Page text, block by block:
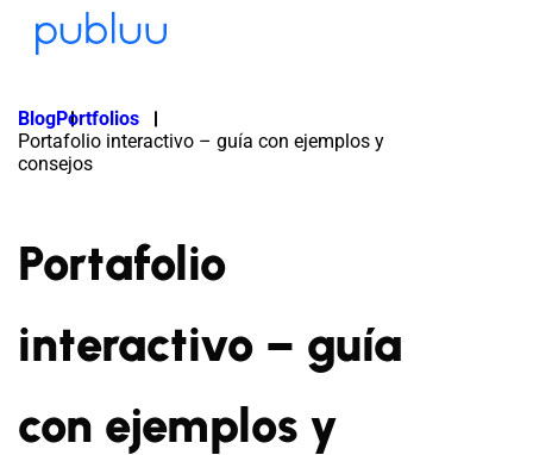
BlogPortfolios
Portafolio interactivo – guía con ejemplos y
consejos
Portafolio
interactivo – guía
con ejemplos y